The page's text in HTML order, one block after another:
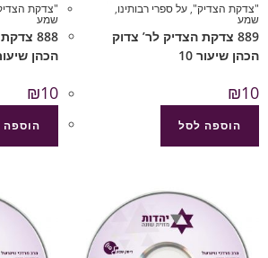
"צדקת הצדיק",על ספרי רבותינו,
שמע
889 צדקת הצדיק לר’ צדוק
הכהן שיעור 10
₪10
הוספה לסל
"צדקת
שמע
888
הכהן שיעור
₪10
הוספה